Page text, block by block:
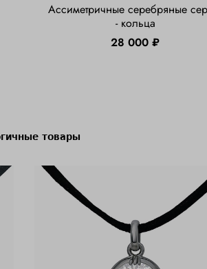
Ассиметричные серебряные
- кольца
28 000 ₽
товары